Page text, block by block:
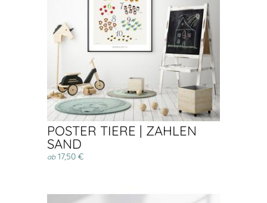
POSTER TIERE | ZAHLEN
SAND
ab17,50 €